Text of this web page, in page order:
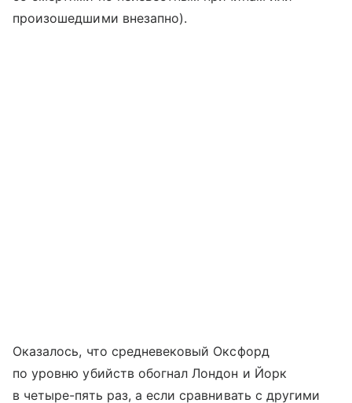
произошедшими внезапно).
Оказалось, что средневековый Оксфорд
по уровню убийств обогнал Лондон и Йорк
в четыре-пять раз, а если сравнивать с другими